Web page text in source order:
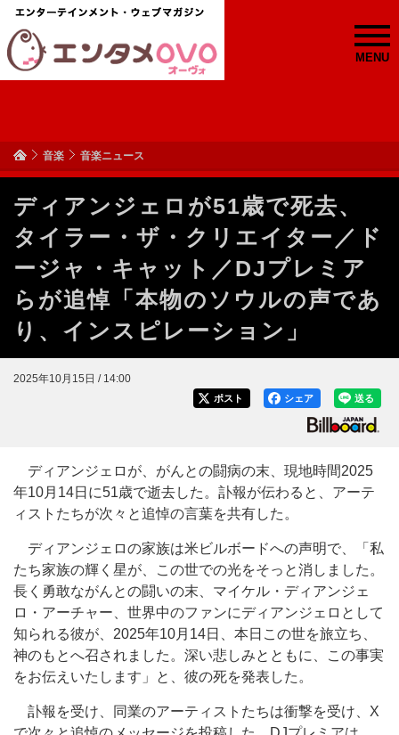
MENU
音楽 音楽ニュース
ディアンジェロが51歳で死去、
タイラー・ザ・クリエイター／ド
ージャ・キャット／DJプレミア
らが追悼「本物のソウルの声であ
り、インスピレーション」
2025年10月15日 / 14:00
送る
シェア
ポスト
ディアンジェロが、がんとの闘病の末、現地時間2025
年10月14日に51歳で逝去した。訃報が伝わると、アーテ
ィストたちが次々と追悼の言葉を共有した。
ディアンジェロの家族は米ビルボードへの声明で、「私
たち家族の輝く星が、この世での光をそっと消しました。
長く勇敢ながんとの闘いの末、マイケル・ディアンジェ
ロ・アーチャー、世界中のファンにディアンジェロとして
知られる彼が、2025年10月14日、本日この世を旅立ち、
神のもとへ召されました。深い悲しみとともに、この事実
をお伝えいたします」と、彼の死を発表した。
訃報を受け、同業のアーティストたちは衝撃を受け、X